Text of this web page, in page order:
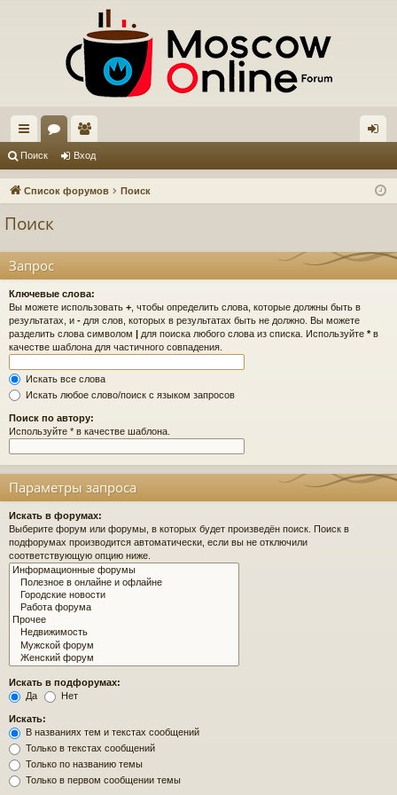
с
ы ум
ол
ьз д
Поиск Вход
Список форумов Поиск
Поиск
Запрос
Ключевые слова:
Вы можете использовать + , чтобы определить слова, которые должны быть в
результатах, и - для слов, которых в результатах быть не должно. Вы можете
разделить слова символом | для поиска любого слова из списка. Используйте *в
качестве шаблона для частичного совпадения.
Искать все слова
Искать любое слово/поиск с языком запросов
Поиск по автору:
Используйте * в качестве шаблона.
Параметры запроса
Искать в форумах:
Выберите форум или форумы, в которых будет произведён поиск. Поиск в
подфорумах производится автоматически, если вы не отключили
соответствующую опцию ниже.
Искать в подфорумах:
Да
Нет
Искать:
В названиях тем и текстах сообщений
Только в текстах сообщений
Только по названию темы
Только в первом сообщении темы